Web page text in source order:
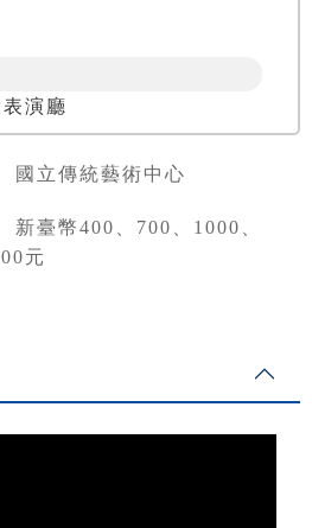
演廳
國立傳統藝術中心
新臺幣400、700、1000、
元